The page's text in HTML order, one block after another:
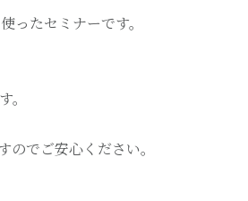
ったセミナーです。
でご安心ください。